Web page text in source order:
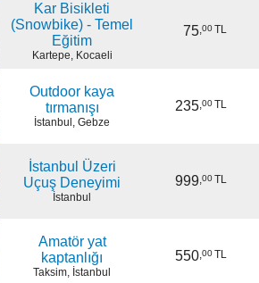
Kar Bisikleti
(Snowbike) - Temel
Eğitim
Kartepe, Kocaeli
75,00 TL
Outdoor kaya
tırmanışı
İstanbul, Gebze
235,00 TL
İstanbul Üzeri
Uçuş Deneyimi
İstanbul
999,00 TL
Amatör yat
kaptanlığı
Taksim, İstanbul
550,00 TL